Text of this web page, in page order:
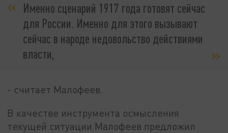
Именно сценарий 1917 года готовят сейчас
для России. Именно для этого вызывают
сейчас в народе недовольство действиями
власти,
- считает Малофеев.
В качестве инструмента осмысления
текущей ситуации Малофеев предложил